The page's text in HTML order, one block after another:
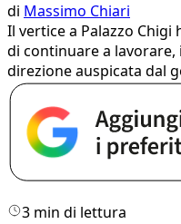
di Massimo Chiari
Il vertice a Palazzo
di continuare a lavorare,
direzione auspicata dal
3 min di lettura